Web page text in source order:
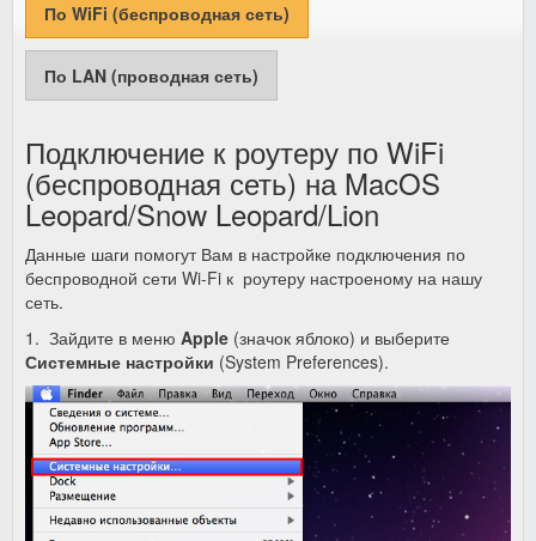
По WiFi (беспроводная сеть)
По LAN (проводная сеть)
Подключение к роутеру по WiFi
(беспроводная сеть) на MacOS
Leopard/Snow Leopard/Lion
Данные шаги помогут Вам в настройке подключения по
беспроводной сети Wi-Fi к роутеру настроеному на нашу
сеть.
1. Зайдите в меню Apple (значок яблоко) и выберите
Системные настройки (System Preferences).